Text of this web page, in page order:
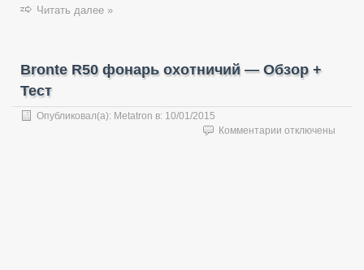
Читать далее »
Bronte R50 фонарь охотничий — Обзор +
Тест
Опубликовал(а): Metatron в: 10/01/2015
Комментарии котключены